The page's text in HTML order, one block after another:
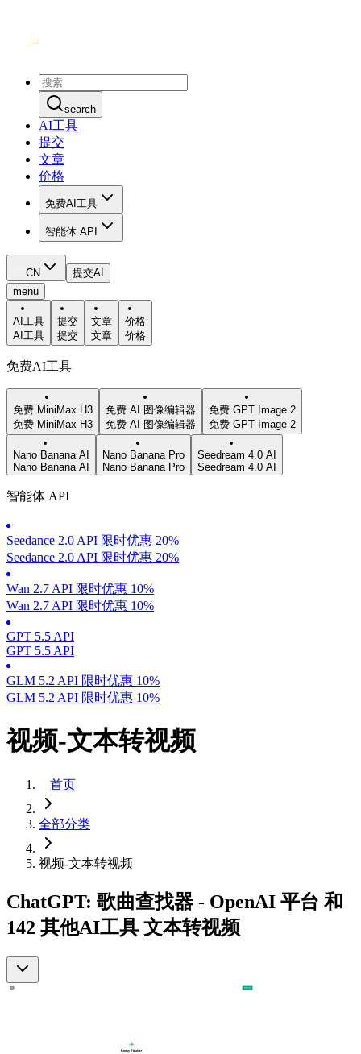
search
AI工具
提交
文章
价格
免费AI工具
智能体 API
CN
提交AI
menu
AI工具
AI工具
提交
提交
文章
文章
价格
价格
免费AI工具
免费 MiniMax H3
免费 MiniMax H3
免费 AI 图像编辑器
免费 AI 图像编辑器
免费 GPT Image 2
免费 GPT Image 2
Nano Banana AI
Nano Banana AI
Nano Banana Pro
Nano Banana Pro
Seedream 4.0 AI
Seedream 4.0 AI
智能体 API
Seedance 2.0 API 限时优惠 20%
Seedance 2.0 API 限时优惠 20%
Wan 2.7 API 限时优惠 10%
Wan 2.7 API 限时优惠 10%
GPT 5.5 API
GPT 5.5 API
GLM 5.2 API 限时优惠 10%
GLM 5.2 API 限时优惠 10%
视频-文本转视频
首页
全部分类
视频-文本转视频
ChatGPT: 歌曲查找器 - OpenAI 平台 和
142 其他AI工具 文本转视频